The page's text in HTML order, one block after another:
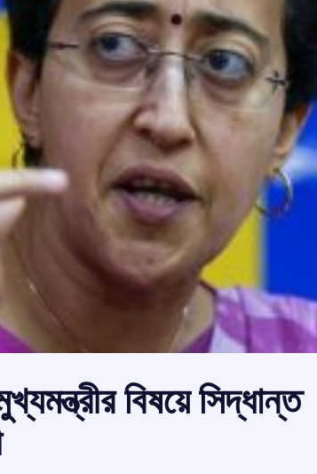
বিষয়ে সিদ্ধান্ত